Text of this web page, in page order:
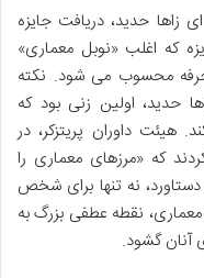
زاها حدید، دریافت جایزه
۲۰۰۴ بود. این جایزه که اغلب «نوبل معماری»
حرفه محسوب می شود. نکته
حدید، اولین زنی بود که
هیئت داوران پریتزکر، در
که «مرزهای معماری را
نه تنها برای شخص
نقطه عطفی بزرگ به
آنان گشود.